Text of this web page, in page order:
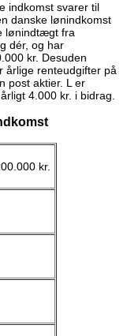
indkomst svarer til
danske lønindkomst
lønindtægt fra
dér, og har
kr. Desuden
årlige renteudgifter på
post aktier. L er
4.000 kr. i bidrag.
kr.